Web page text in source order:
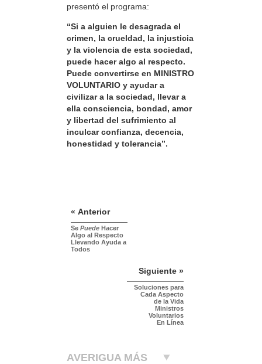
presentó el programa:
“Si a alguien le desagrada el
crimen, la crueldad, la injusticia
y la violencia de esta sociedad,
puede hacer algo al respecto.
Puede convertirse en MINISTRO
VOLUNTARIO y ayudar a
civilizar a la sociedad, llevar a
ella consciencia, bondad, amor
y libertad del sufrimiento al
inculcar confianza, decencia,
honestidad y tolerancia”.
« Anterior
Se Puede Hacer
Algo al Respecto
Llevando Ayuda a
Todos
Siguiente »
Soluciones para
Cada Aspecto
de la Vida
Ministros
Voluntarios
En Línea
AVERIGUA MÁS